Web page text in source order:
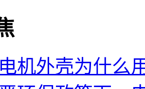
机外壳为什么